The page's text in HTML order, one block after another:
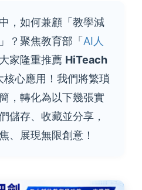
，如何兼顧「教學減
？聚焦教育部「 AI人
家隆重推薦 HiTeach
核心應用！我們將繁瑣
，轉化為以下幾張實
儲存、收藏並分享，
、展現無限創意！